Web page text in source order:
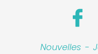
Nouvelles -